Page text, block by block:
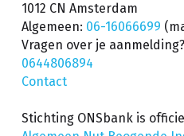
1012 CN Amsterdam
Algemeen: 06-16066699
0644806894
Contact